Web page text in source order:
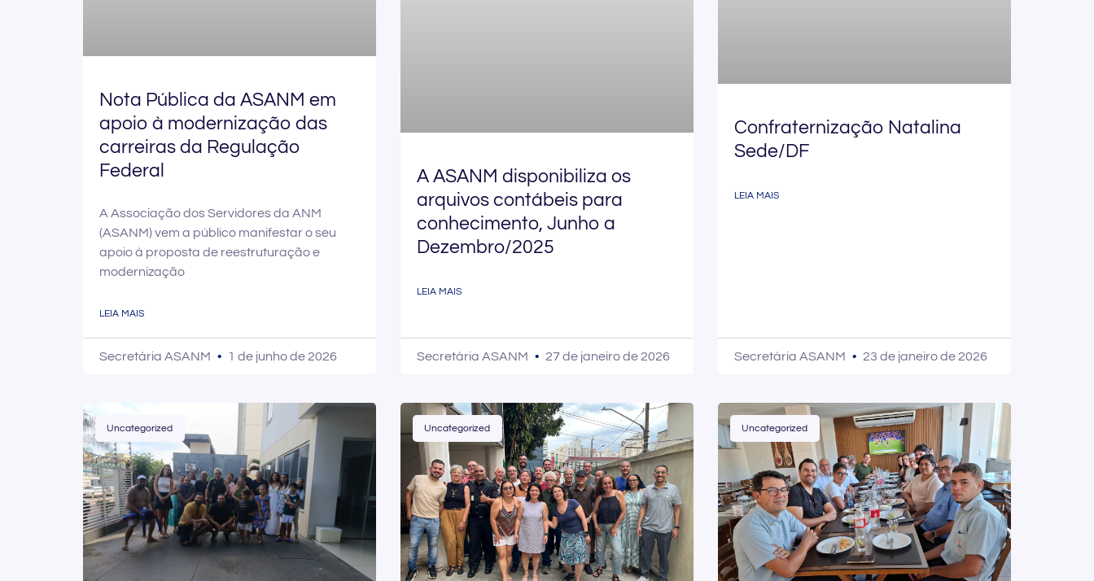
Nota Pública da ASANM em
apoio à modernização das
carreiras da Regulação
Federal
A Associação dos Servidores da ANM
(ASANM) vem a público manifestar o seu
apoio à proposta de reestruturação e
modernização
LEIA MAIS
Secretária ASANM 1 de junho de 2026
A ASANM disponibiliza os
arquivos contábeis para
conhecimento, Junho a
Dezembro/2025
LEIA MAIS
Secretária ASANM 27 de janeiro de 2026
Confraternização Natalina
Sede/DF
LEIA MAIS
Secretária ASANM 23 de janeiro de 2026
Uncategorized Uncategorized Uncategorized